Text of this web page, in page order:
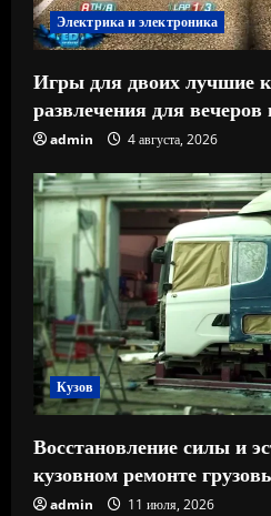
Электрика и электроника
Игры для двоих лучшие
развлечения для вечеров
admin 4 августа, 2026
Кузов
Восстановление силы и
кузовном ремонте
admin 11 июля, 2026